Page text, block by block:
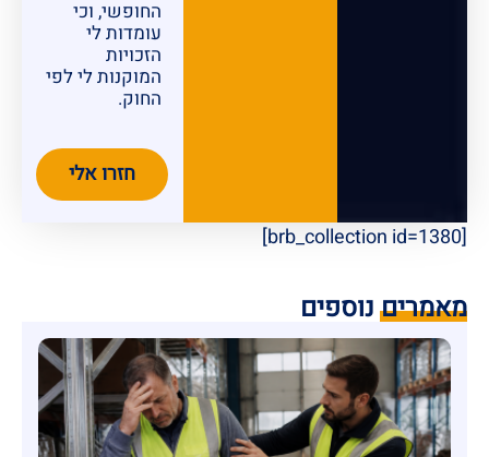
החופשי, וכי
עומדות לי
הזכויות
המוקנות לי לפי
החוק.
חזרו אלי
[brb_collection id=1380]
מאמרים נוספים